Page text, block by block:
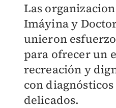
Las
Imáyina y
unieron
para ofrecer un
recreación y
con
delicados.